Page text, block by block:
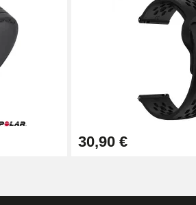
Ajouter au panier
Ajouter au panier
30,90 €